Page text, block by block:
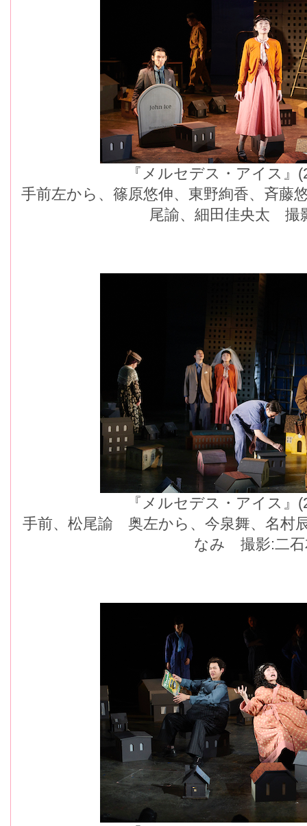
『メルセデス・アイス
手前左から、篠原悠伸、東野絢香、斉
尾諭、細田佳央太 撮
『メルセデス・アイス
手前、松尾諭 奥左から、今泉舞、名村
なみ 撮影:二石